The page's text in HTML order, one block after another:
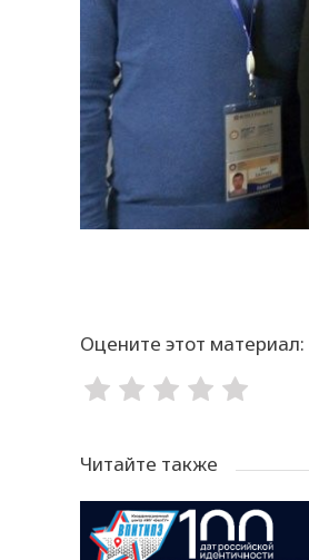
Оцените этот материал:
Читайте также